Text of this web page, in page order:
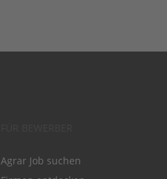
Agrar Job suchen